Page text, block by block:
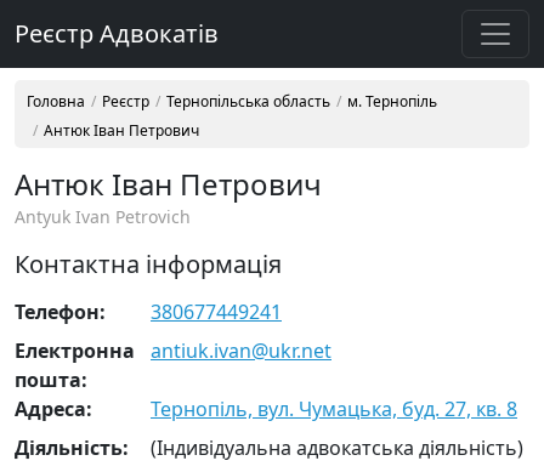
Реєстр Адвокатів
Головна Реєстр Тернопільська область
м. Тернопіль
Антюк Іван Петрович
Антюк Іван Петрович
Antyuk Ivan Petrovich
Контактна інформація
Телефон:
380677449241
Електронна
пошта:
antiuk.ivan@ukr.net
Адреса:
Тернопіль, вул. Чумацька, буд. 27, кв. 8
Діяльність:
(Індивідуальна адвокатська діяльність)